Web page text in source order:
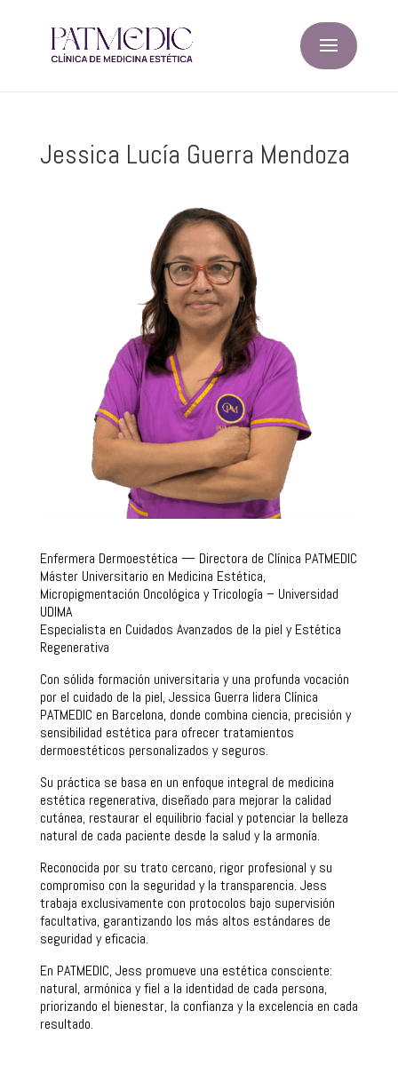
Jessica Lucía Guerra Mendoza
Enfermera Dermoestética — Directora de Clínica PATMEDIC
Máster Universitario en Medicina Estética,
Micropigmentación Oncológica y Tricología – Universidad
UDIMA
Especialista en Cuidados Avanzados de la piel y Estética
Regenerativa
Con sólida formación universitaria y una profunda vocación
por el cuidado de la piel, Jessica Guerra lidera Clínica
PATMEDIC en Barcelona, donde combina ciencia, precisión y
sensibilidad estética para ofrecer tratamientos
dermoestéticos personalizados y seguros.
Su práctica se basa en un enfoque integral de medicina
estética regenerativa, diseñado para mejorar la calidad
cutánea, restaurar el equilibrio facial y potenciar la belleza
natural de cada paciente desde la salud y la armonía.
Reconocida por su trato cercano, rigor profesional y su
compromiso con la seguridad y la transparencia. Jess
trabaja exclusivamente con protocolos bajo supervisión
facultativa, garantizando los más altos estándares de
seguridad y eficacia.
En PATMEDIC, Jess promueve una estética consciente:
natural, armónica y fiel a la identidad de cada persona,
priorizando el bienestar, la confianza y la excelencia en cada
resultado.